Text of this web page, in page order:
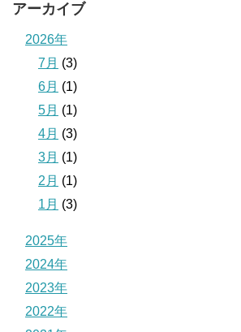
アーカイブ
2026年
7月 (3)
6月 (1)
5月 (1)
4月 (3)
3月 (1)
2月 (1)
1月 (3)
2025年
2024年
2023年
2022年